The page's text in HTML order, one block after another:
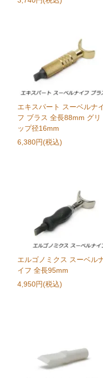
エキスパート スーベルナ
フ ブラス 全長88mm グリ
ップ径16mm
6,380円(税込)
エルゴノミクス スーベル
イフ 全長95mm
4,950円(税込)